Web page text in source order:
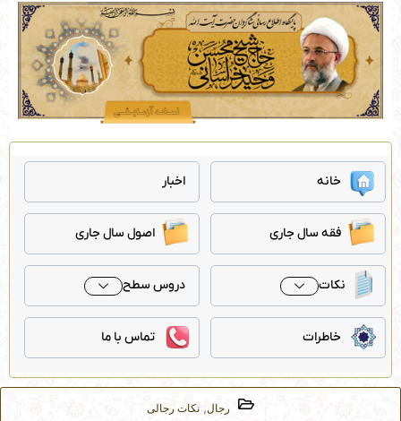
پرش
خانه اخبار
فقه سال جاری اصول سال جاری
نکات دروس سطح
خاطرات تماس با ما
رجال, نکات رجالی